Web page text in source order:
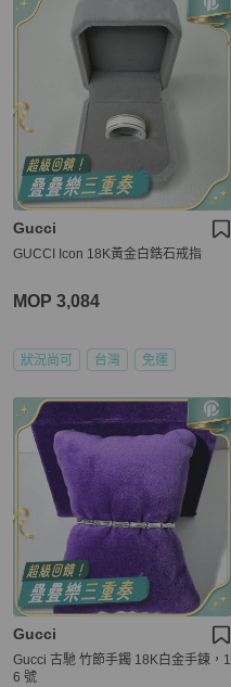
Gucci
GUCCI Icon 18K黃金白鋯石戒指
MOP 3,084
狀況尚可 台灣 免運
Gucci
Gucci 古馳 竹節手鐲 18K白金手鍊，1
6 號